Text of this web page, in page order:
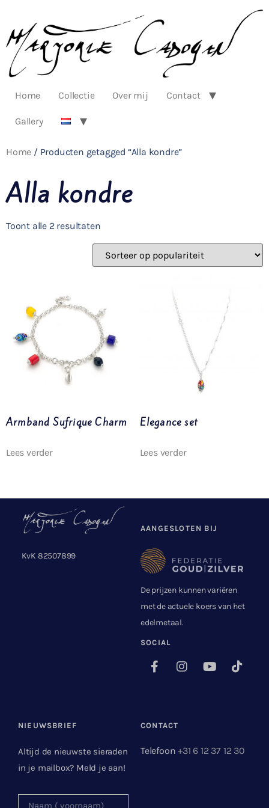
Home Collectie Over mij Contact
Gallery
Home / Producten getagged “Alla kondre”
Alla kondre
Toont alle 2 resultaten
Armband Sufrique Charm
Lees verder
Elegance set
Lees verder
KvK 82507899
AANGESLOTEN BIJ
De prijzen kunnen variëren
met de actuele koers van het
edelmetaal.
SOCIAL
NIEUWSBRIEF
Altijd de nieuwste sieraden
in je mailbox? Meld je aan!
CONTACT
Telefoon +31 6 12 37 12 30